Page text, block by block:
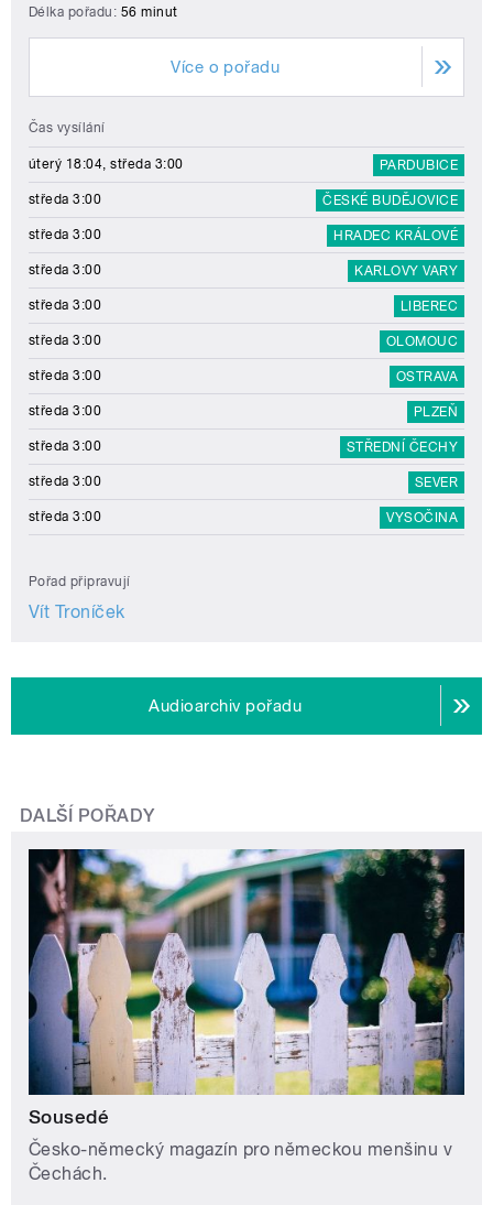
Délka pořadu: 56 minut
Více o pořadu
Čas vysílání
úterý 18:04, středa 3:00 PARDUBICE
středa 3:00 ČESKÉ BUDĚJOVICE
středa 3:00 HRADEC KRÁLOVÉ
středa 3:00 KARLOVY VARY
středa 3:00 LIBEREC
středa 3:00 OLOMOUC
středa 3:00 OSTRAVA
středa 3:00 PLZEŇ
středa 3:00 STŘEDNÍ ČECHY
středa 3:00 SEVER
středa 3:00 VYSOČINA
Pořad připravují
Vít Troníček
Audioarchiv pořadu
DALŠÍ POŘADY
Sousedé
Česko-německý magazín pro německou menšinu v
Čechách.